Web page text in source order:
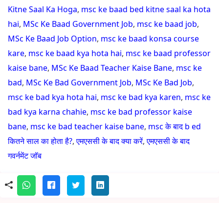
Kitne Saal Ka Hoga, msc ke baad bed kitne saal ka hota
hai, MSc Ke Baad Government Job, msc ke baad job,
MSc Ke Baad Job Option, msc ke baad konsa course
kare, msc ke baad kya hota hai, msc ke baad professor
kaise bane, MSc Ke Baad Teacher Kaise Bane, msc ke
bad, MSc Ke Bad Government Job, MSc Ke Bad Job,
msc ke bad kya hota hai, msc ke bad kya karen, msc ke
bad kya karna chahie, msc ke bad professor kaise
bane, msc ke bad teacher kaise bane, msc के बाद b ed
कितने साल का होता है?,एमएससी के बाद क्या करें,एमएससी के बाद
गवर्नमेंट जॉब